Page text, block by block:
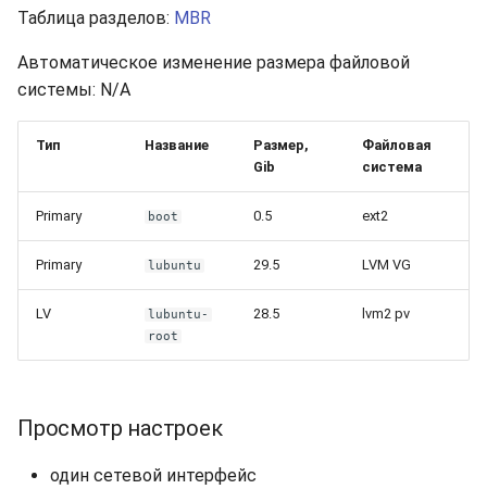
Таблица разделов: MBR
Автоматическое изменение размера файловой
системы: N/A
Тип Название
Размер,
Gib
Файловая
система
Primary boot 0.5 ext2
Primary lubuntu 29.5 LVM VG
LV
lubuntu-
root
28.5 lvm2 pv
Просмотр настроек
один сетевой интерфейс